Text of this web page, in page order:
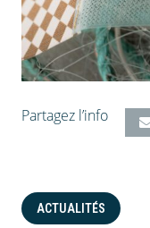
Partagez l’info
ACTUALITÉS